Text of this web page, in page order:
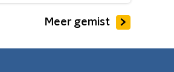
Meer gemist